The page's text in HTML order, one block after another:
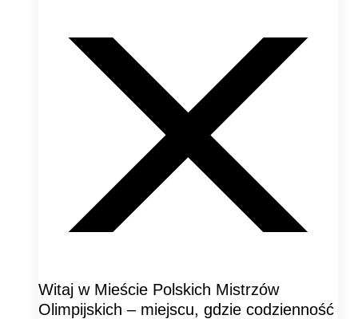
Witaj w Mieście Polskich Mistrzów
Olimpijskich – miejscu, gdzie codzienność